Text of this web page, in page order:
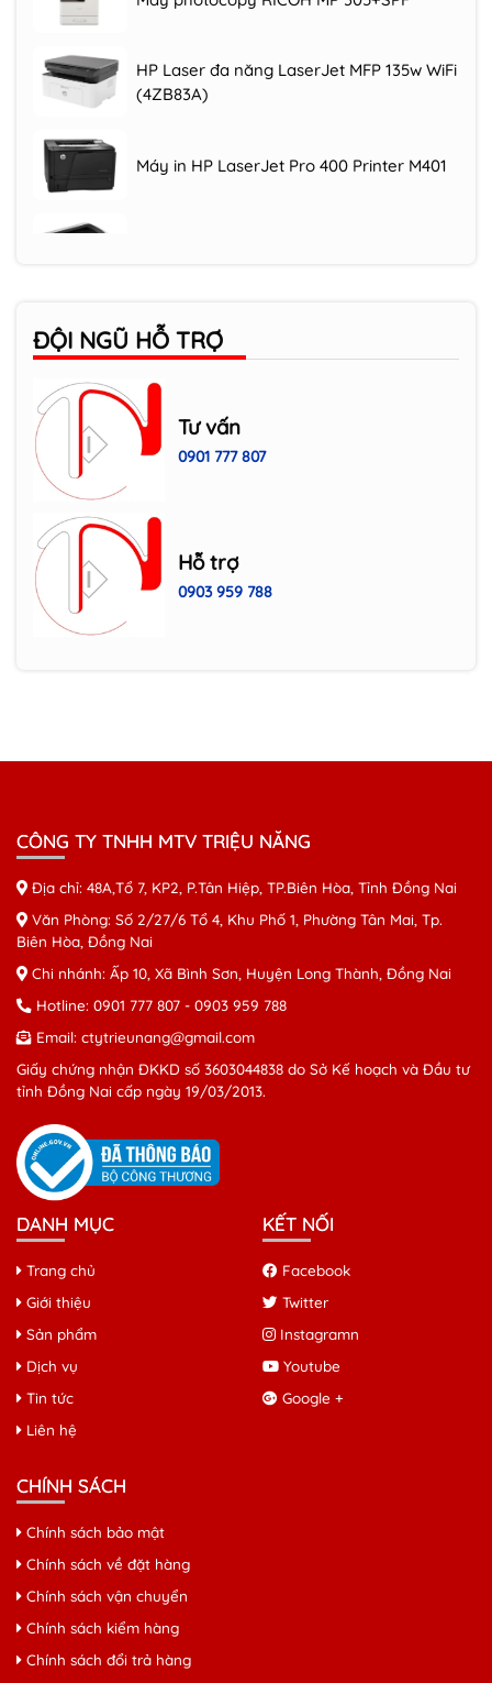
(4ZB83A)
4054/5054/6054
Máy photocopy RICOH Mp
2554/3054/3554
ĐỘI NGŨ HỖ TRỢ
Tư vấn
0901 777 807
Hỗ trợ
0903 959 788
CÔNG TY TNHH MTV TRIỆU NĂNG
Địa chỉ: 48A,Tổ 7, KP2, P.Tân Hiệp, TP.Biên Hòa, Tỉnh Đồng Nai
Văn Phòng: Số 2/27/6 Tổ 4, Khu Phố 1, Phường Tân Mai, Tp.
Biên Hòa, Đồng Nai
Chi nhánh: Ấp 10, Xã Bình Sơn, Huyện Long Thành, Đồng Nai
Hotline: 0901 777 807 - 0903 959 788
Email: ctytrieunang@gmail.com
Giấy chứng nhận ĐKKD số 3603044838 do Sở Kế hoạch và Đầu tư
tỉnh Đồng Nai cấp ngày 19/03/2013.
DANH MỤC
Trang chủ
Giới thiệu
Sản phẩm
Dịch vụ
Tin tức
Liên hệ
KẾT NỐI
Facebook
Twitter
Instagramn
Youtube
Google +
CHÍNH SÁCH
Chính sách bảo mật
Chính sách về đặt hàng
Chính sách vận chuyển
Chính sách kiểm hàng
Chính sách đổi trả hàng